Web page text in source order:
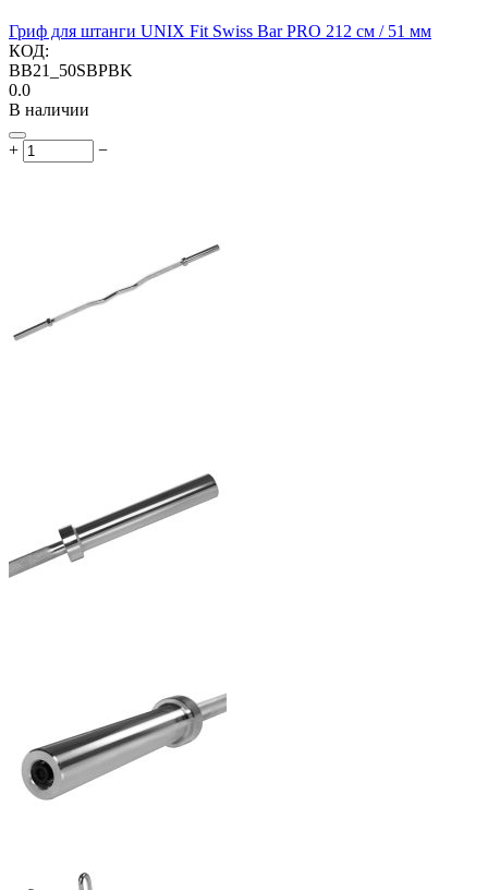
Гриф для штанги UNIX Fit Swiss Bar PRO 212 см / 51 мм
КОД:
BB21_50SBPBK
0.0
В наличии
+ −